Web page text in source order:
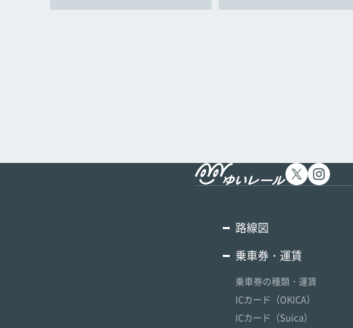
路線図
乗車券・運賃
乗車券の種類・運賃
ICカード（OKICA）
ICカード（Suica）